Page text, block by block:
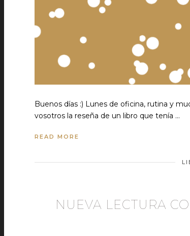
Buenos días :) Lunes de oficina, rutina y
vosotros la reseña de un libro que tenía …
READ MORE
NUEVA LECTURA